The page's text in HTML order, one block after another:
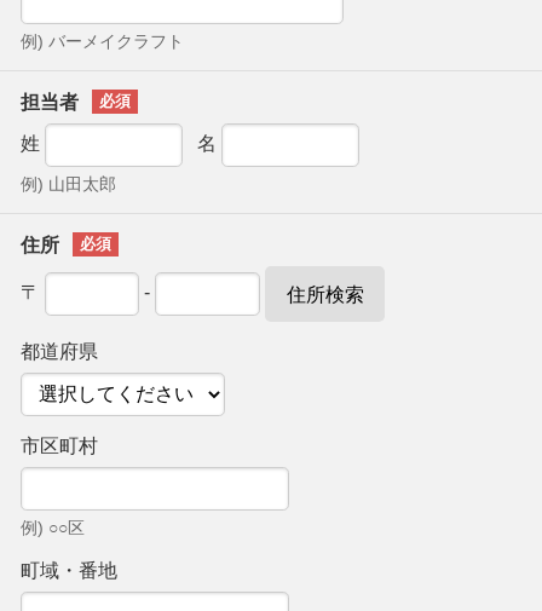
例) バーメイクラフト
担当者
姓
名
例) 山田太郎
住所
〒 - 住所検索
都道府県
市区町村
例) ○○区
町域・番地